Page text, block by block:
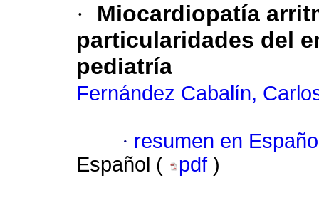
·
Miocardiopatía
particularidades del
pediatría
Fernández Cabalín,
· resumen en
Español (
pdf )